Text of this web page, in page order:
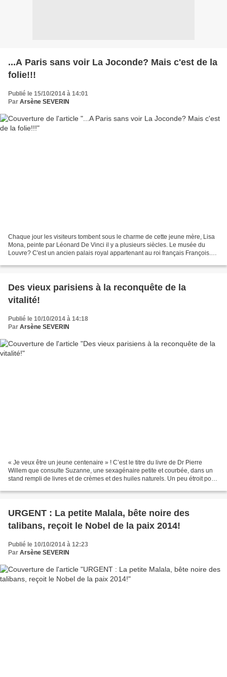
...A Paris sans voir La Joconde? Mais c'est de la
folie!!!
Publié le 15/10/2014 à 14:01
Par Arsène SEVERIN
Chaque jour les visiteurs tombent sous le charme de cette jeune mère, Lisa
Mona, peinte par Léonard De Vinci il y a plusieurs siècles. Le musée du
Louvre? C'est un ancien palais royal appartenant au roi français François.
Des vieux parisiens à la reconquête de la
vitalité!
Publié le 10/10/2014 à 14:18
Par Arsène SEVERIN
« Je veux être un jeune centenaire » ! C’est le titre du livre de Dr Pierre
Willem que consulte Suzanne, une sexagénaire petite et courbée, dans un
stand rempli de livres et de crèmes et des huiles naturels. Un peu étroit pour
URGENT : La petite Malala, bête noire des
talibans, reçoit le Nobel de la paix 2014!
Publié le 10/10/2014 à 12:23
Par Arsène SEVERIN